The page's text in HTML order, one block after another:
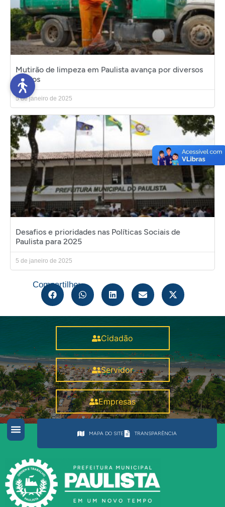
Mutirão de limpeza em Paulista avança por diversos
bairros
5 de janeiro de 2025
Desafios e prioridades nas Políticas Sociais de
Paulista para 2025
5 de janeiro de 2025
Compartilhe:
Cidadão
Servidor
Empresas
MAPA DO SITE TRANSPARÊNCIA